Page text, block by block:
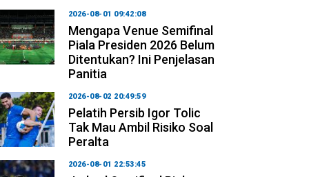
2026-08-01 09:42:08
Mengapa Venue Semifinal
Piala Presiden 2026 Belum
Ditentukan? Ini Penjelasan
Panitia
2026-08-02 20:49:59
Pelatih Persib Igor Tolic
Tak Mau Ambil Risiko Soal
Peralta
2026-08-01 22:53:45